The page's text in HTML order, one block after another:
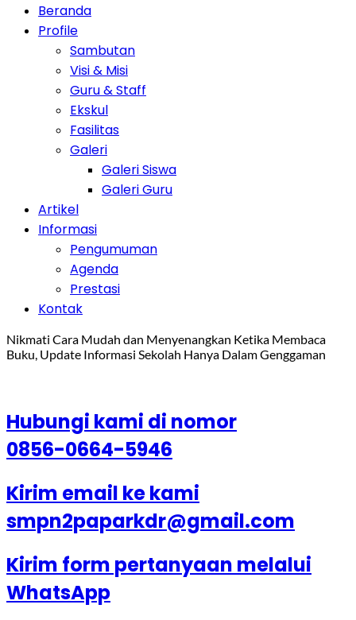
Beranda
Profile
Sambutan
Visi & Misi
Guru & Staff
Ekskul
Fasilitas
Galeri
Galeri Siswa
Galeri Guru
Artikel
Informasi
Pengumuman
Agenda
Prestasi
Kontak
Nikmati Cara Mudah dan Menyenangkan Ketika Membaca
Buku, Update Informasi Sekolah Hanya Dalam Genggaman
Hubungi kami di nomor
0856-0664-5946
Kirim email ke kami
smpn2paparkdr@gmail.com
Kirim form pertanyaan melalui
WhatsApp